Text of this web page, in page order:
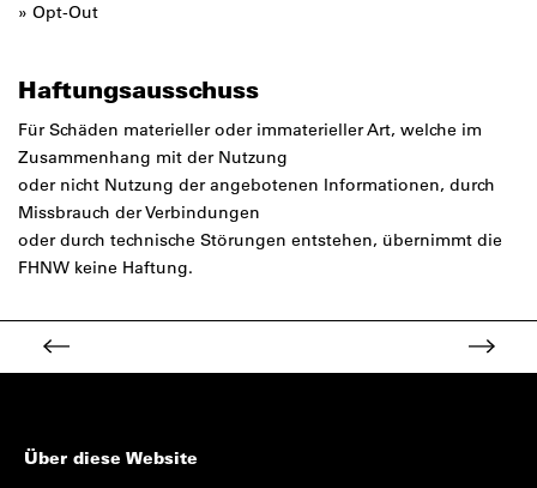
» Opt-Out
Haftungsausschuss
Für Schäden materieller oder immaterieller Art, welche im
Zusammenhang mit der Nutzung
oder nicht Nutzung der angebotenen Informationen, durch
Missbrauch der Verbindungen
oder durch technische Störungen entstehen, übernimmt die
FHNW keine Haftung.
Über diese Website